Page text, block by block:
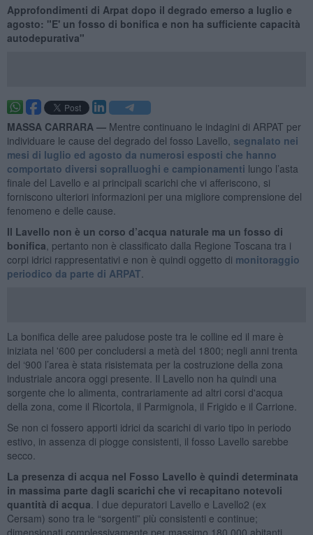
Approfondimenti di Arpat dopo il degrado emerso a luglio e
agosto: "E' un fosso di bonifica e non ha sufficiente capacità
autodepurativa"
MASSA CARRARA — Mentre continuano le indagini di ARPAT per
individuare le cause del degrado del fosso Lavello, segnalato nei
mesi di luglio ed agosto da numerosi esposti che hanno
comportato diversi sopralluoghi e campionamenti lungo l’asta
finale del Lavello e ai principali scarichi che vi afferiscono, si
forniscono ulteriori informazioni per una migliore comprensione del
fenomeno e delle cause.
Il Lavello non è un corso d’acqua naturale ma un fosso di
bonifica , pertanto non è classificato dalla Regione Toscana tra i
corpi idrici rappresentativi e non è quindi oggetto di monitoraggio
periodico da parte di ARPAT
La bonifica delle aree paludose poste tra le colline ed il mare è
iniziata nel '600 per concludersi a metà del 1800; negli anni trenta
del ‘900 l’area è stata risistemata per la costruzione della zona
industriale ancora oggi presente. Il Lavello non ha quindi una
sorgente che lo alimenta, contrariamente ad altri corsi d'acqua
della zona, come il Ricortola, il Parmignola, il Frigido e il Carrione.
Se non ci fossero apporti idrici da scarichi di vario tipo in periodo
estivo, in assenza di piogge consistenti, il fosso Lavello sarebbe
secco.
La presenza di acqua nel Fosso Lavello è quindi determinata
in massima parte dagli scarichi che vi recapitano notevoli
quantità di acqua . I due depuratori Lavello e Lavello2 (ex
Cersam) sono tra le “sorgenti” più consistenti e continue;
dimensionati complessivamente per massimo 180.000 abitanti